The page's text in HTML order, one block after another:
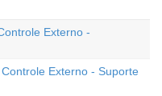
Externo -
Externo - Suporte